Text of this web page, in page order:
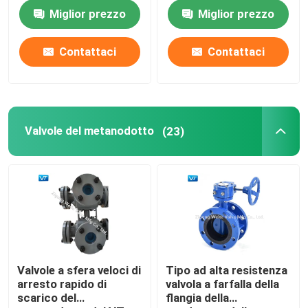
Giro della fabbrica
Contattici
Richieda una citazione
Valvola a sfera della conduttura
Valvole del metanodotto
Valvole dell'oleodotto
8x6»
Miglior prezzo
Contattaci
a sfera di WCC
Miglior prezzo
Contattaci
Valvole del metanodotto (23)
Valvole a sfera veloci di
arresto rapido di
scarico del
Tipo ad alta resistenza
valvola a farfalla della
flangia della